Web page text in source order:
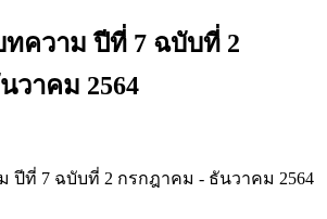
ความ ปีที่ 7 ฉบับที่ 2
วาคม 2564
ปีที่ 7 ฉบับที่ 2 กรกฎาคม - ธันวาคม 2564